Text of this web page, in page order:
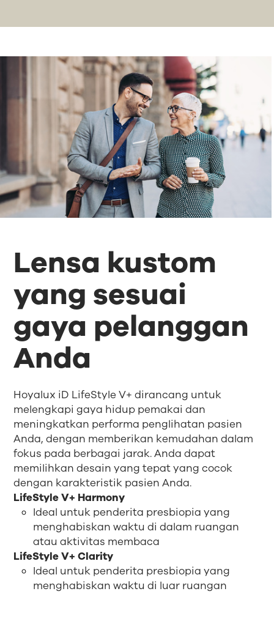
Lensa kustom
yang sesuai
gaya pelanggan
Anda
Hoyalux iD LifeStyle V+ dirancang untuk
melengkapi gaya hidup pemakai dan
meningkatkan performa penglihatan pasien
Anda, dengan memberikan kemudahan dalam
fokus pada berbagai jarak. Anda dapat
memilihkan desain yang tepat yang cocok
dengan karakteristik pasien Anda.
LifeStyle V+ Harmony
Ideal untuk penderita presbiopia yang
menghabiskan waktu di dalam ruangan
atau aktivitas membaca
LifeStyle V+ Clarity
Ideal untuk penderita presbiopia yang
menghabiskan waktu di luar ruangan